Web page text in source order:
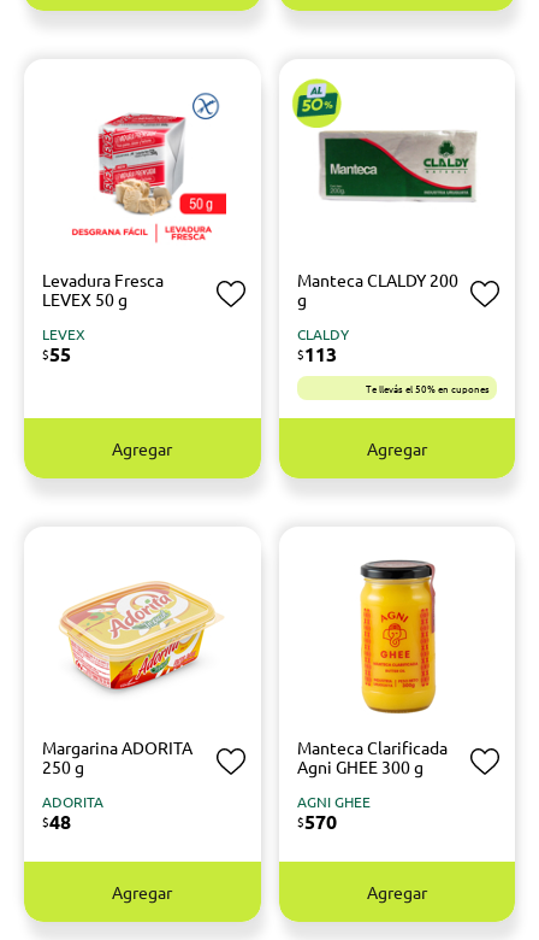
Levadura Fresca
LEVEX 50 g
LEVEX
$55
Agregar
Manteca CLALDY 200
g
CLALDY
$113
Te llevás el 50% en cupones
Agregar
Margarina ADORITA
250 g
ADORITA
$48
Agregar
Manteca Clarificada
Agni GHEE 300 g
AGNI GHEE
$570
Agregar